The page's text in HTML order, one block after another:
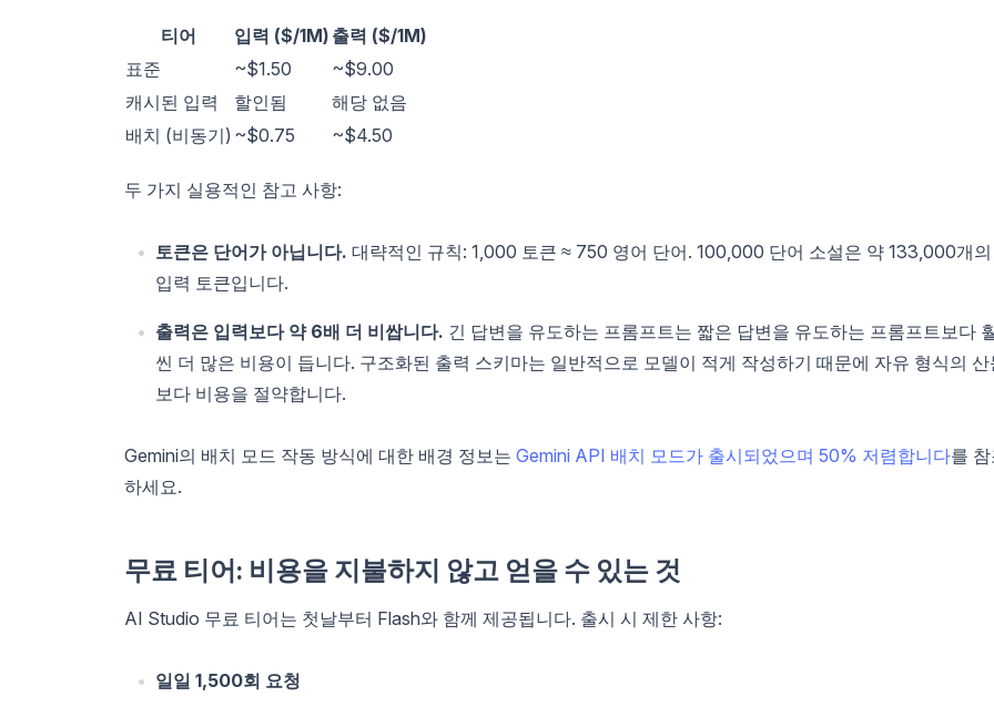
티어 입력 ($/1M) 출력 ($/1M)
표준
~$1.50
~$9.00
캐시된 입력
할인됨
해당 없음
배치 (비동기) ~$0.75 ~$4.50
두 가지 실용적인 참고 사항:
토큰은 단어가 아닙니다. 대략적인 규칙: 1,000 토큰 ≈ 750 영어 단어. 100,000 단어 소설은 약 133,000개의
입력 토큰입니다.
출력은 입력보다 약 6배 더 비쌉니다. 긴 답변을 유도하는 프롬프트는 짧은 답변을 유도하는 프롬프트보다
씬 더 많은 비용이 듭니다. 구조화된 출력 스키마는 일반적으로 모델이 적게 작성하기 때문에 자유 형식의 산
보다 비용을 절약합니다.
Gemini의 배치 모드 작동 방식에 대한 배경 정보는 Gemini API 배치 모드가 출시되었으며 50% 저렴합니다를
하세요.
무료 티어: 비용을 지불하지 않고 얻을 수 있는 것
AI Studio 무료 티어는 첫날부터 Flash와 함께 제공됩니다. 출시 시 제한 사항:
일일 1,500회 요청